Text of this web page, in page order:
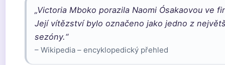
„Victoria Mboko porazila Naomi Ósakaovou ve
Její vítězství bylo označeno jako jedno z
sezóny.“
– Wikipedia – encyklopedický přehled